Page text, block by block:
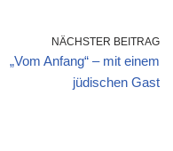
NÄCHSTER BEITRAG
„Vom Anfang“ – mit einem
jüdischen Gast